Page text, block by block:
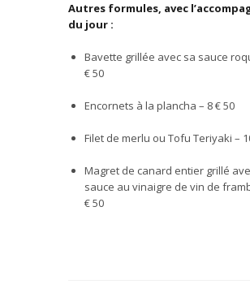
Autres formules, avec
du jour :
Bavette grillée avec sa sauce
€50
Encornets à la plancha – 8€ 50
Filet de merlu ou Tofu Teriyaki –
Magret de canard entier grillé
sauce au vinaigre de vin de
€ 50